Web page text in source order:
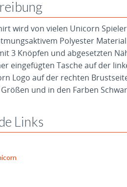
wird von vielen Unicorn
Polyester
3 Knöpfen und abgesetzten
eingefügten Tasche auf der
Logo auf der rechten
und in den Farben
Links